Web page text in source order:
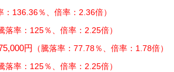
：136.36％、倍率：2.36倍
落率：125％、倍率：2.25倍
円 騰落率：77.78％、倍率：1.78倍
落率：125％、倍率：2.25倍